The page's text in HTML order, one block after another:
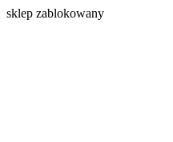
sklep zablokowany